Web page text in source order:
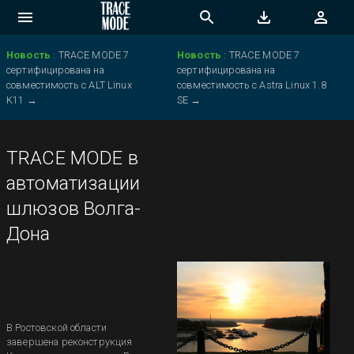
Новость : TRACE MODE 7
сертифицирована на
совместимость с ALT Linux
K11 →
Новость : TRACE MODE 7
сертифицирована на
совместимость с Astra Linux 1.8
SE →
TRACE MODE в
автоматизации
шлюзов Волга-
Дона
В Ростовской области
завершена реконструкция